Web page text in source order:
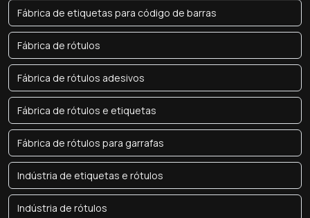
Fábrica de etiquetas para código de barras
Fábrica de rótulos
Fábrica de rótulos adesivos
Fábrica de rótulos e etiquetas
Fábrica de rótulos para garrafas
Indústria de etiquetas e rótulos
Indústria de rótulos